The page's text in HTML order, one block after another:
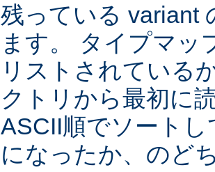
残っている variant
ます。 タイプマッ
リストされている
クトリから最初に
ASCII順でソート
になったか、のど